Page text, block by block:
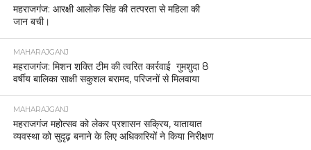
महराजगंज: आरक्षी आलोक सिंह की तत्परता से महिला की
जान बची।
MAHARAJGANJ
महराजगंज: मिशन शक्ति टीम की त्वरित कार्रवाई गुमशुदा 8
वर्षीय बालिका साक्षी सकुशल बरामद, परिजनों से मिलवाया
MAHARAJGANJ
महराजगंज महोत्सव को लेकर प्रशासन सक्रिय, यातायात
व्यवस्था को सुदृढ़ बनाने के लिए अधिकारियों ने किया निरीक्षण